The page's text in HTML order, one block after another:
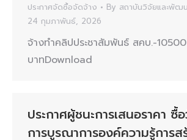
ประกาศจัดซื้อจัดจ้าง By สถาบันวิจัยและพัฒ
24 กุมภาพันธ์, 2026
จ้างทำคลิปประชาสัมพันธ์ สคบ.-10500
บาทDownload
ประกาศผู้ชนะการเสนอราคา ซื้
การบูรณาการองค์ความรู้การส